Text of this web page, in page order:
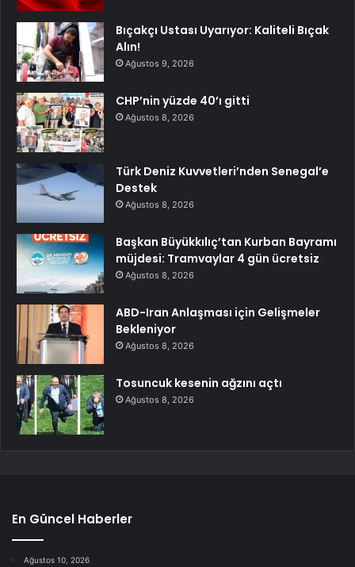
Bıçakçı Ustası Uyarıyor: Kaliteli Bıçak
Alın!
Ağustos 9, 2026
CHP’nin yüzde 40’ı gitti
Ağustos 8, 2026
Türk Deniz Kuvvetleri’nden Senegal’e
Destek
Ağustos 8, 2026
Başkan Büyükkılıç’tan Kurban Bayramı
müjdesi: Tramvaylar 4 gün ücretsiz
Ağustos 8, 2026
ABD-Iran Anlaşması için Gelişmeler
Bekleniyor
Ağustos 8, 2026
Tosuncuk kesenin ağzını açtı
Ağustos 8, 2026
En Güncel Haberler
Ağustos 10, 2026